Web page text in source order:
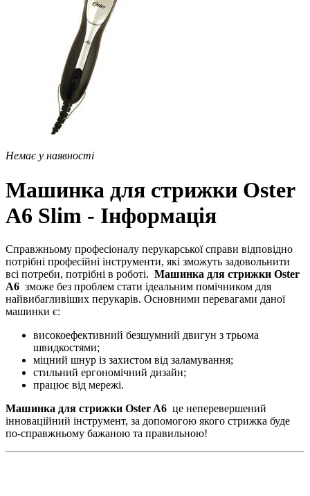
Немає у наявності
Машинка для стрижки Oster
A6 Slim - Інформація
Справжньому професіоналу перукарської справи відповідно
потрібні професійні інструменти, які зможуть задовольнити
всі потреби, потрібні в роботі. Машинка для стрижки Oster
A6 зможе без проблем стати ідеальним помічником для
найвибагливіших перукарів. Основними перевагами даної
машинки є:
високоефективний безшумний двигун з трьома
швидкостями;
міцний шнур із захистом від заламування;
стильний ергономічний дизайн;
працює від мережі.
Машинка для стрижки Oster A6 це неперевершений
інноваційний інструмент, за допомогою якого стрижка буде
по-справжньому бажаною та правильною!